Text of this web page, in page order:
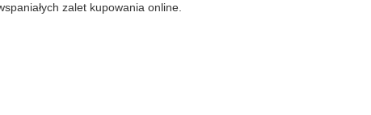
zalet kupowania online.